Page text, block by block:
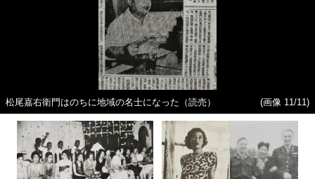
松尾嘉右衛門はのちに地域の名士になった（読売） (画像 11/11)